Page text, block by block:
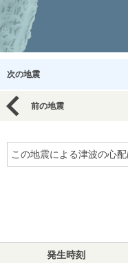
次の地震
前の地震
この地震による津波の心配
発生時刻